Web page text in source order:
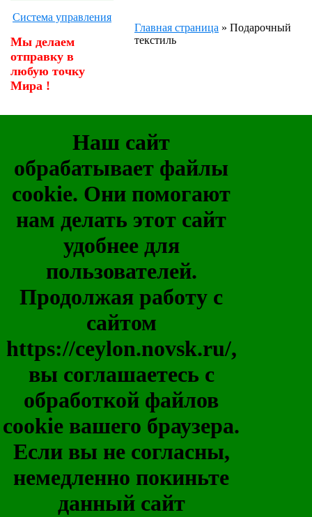
Система управления
Мы делаем
отправку в
любую точку
Мира !
Главная страница » Подарочный
текстиль
Наш сайт
обрабатывает файлы
cookie. Они помогают
нам делать этот сайт
удобнее для
пользователей.
Продолжая работу с
сайтом
https://ceylon.novsk.ru/,
вы соглашаетесь с
обработкой файлов
cookie вашего браузера.
Если вы не согласны,
немедленно покиньте
данный сайт